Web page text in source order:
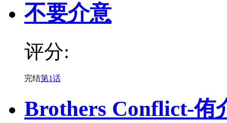
不要介意
评分:
完结第1话
Brothers Conflict-侑